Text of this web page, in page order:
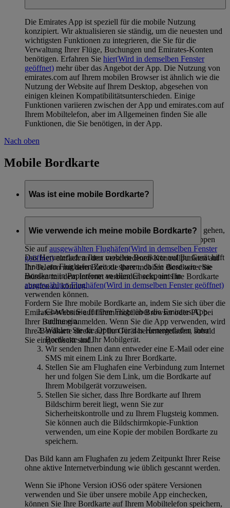
Die Emirates App ist speziell für die mobile Nutzung
konzipiert. Wir aktualisieren sie ständig, um die neuesten und
wichtigsten Funktionen zu integrieren, die Sie für die
Verwaltung Ihrer Flüge, Buchungen und Emirates-Konten
benötigen. Erfahren Sie hier(Wird in demselben Fenster
geöffnet) mehr über das Angebot der App. Die Nutzung von
emirates.com auf Ihrem mobilen Browser ist ähnlich wie die
Nutzung der Website auf Ihrem Desktop, abgesehen von
einigen kleinen Kompatibilitätsunterschieden. Einige
Funktionen variieren zwischen der App und emirates.com auf
Ihrem Mobiltelefon, aber im Allgemeinen finden Sie alle
Funktionen, die Sie benötigen, in der App.
Nach oben
Mobile Bordkarte
Was ist eine mobile Bordkarte?
Sicherheitskontrolle passieren und an Bord Ihres Flugs gehen,
ohne gedruckte Dokumente verwenden zu müssen. Tippen
Sie aufausgewählten Flughäfen(Wird in demselben Fenster
geöffnet)einfach an den verschiedenen Kontrollpunkten auf
Ihr Telefon mit dem Barcode Ihrer mobilen Bordkarte. Sie
müssen mit dem Internet verbunden sein, um Ihre Bordkarte
abrufen zu können.
Fordern Sie Ihre mobile Bordkarte an, indem Sie sich über die
Emirates-Website auf Ihrem mobilen Browser oder PC bei
Ihrer Buchung anmelden. Wenn Sie die App verwenden, wird
Ihre Bordkarte direkt auf Ihr Gerät heruntergeladen, sobald
Sie eingecheckt sind.
Wie verwende ich meine mobile Bordkarte?
Das Herunterladen Ihrer mobilen Bordkarte auf Ihr Gerät hilft
Ihnen, am Flughafen Zeit zu sparen, da Sie diese wie eine
Bordkarte in Papierform an allen Checkpoints in
ausgewählten Flughäfen(Wird in demselben Fenster geöffnet)
verwenden können.
Checken Sie für Ihre Flüge über die Emirates App
online ein.
Wählen Sie die Option für das Herunterladen Ihrer
Bordkarte auf Ihr Mobilgerät.
Wir senden Ihnen dann entweder eine E-Mail oder eine
SMS mit einem Link zu Ihrer Bordkarte.
Stellen Sie am Flughafen eine Verbindung zum Internet
her und folgen Sie dem Link, um die Bordkarte auf
Ihrem Mobilgerät vorzuweisen.
Stellen Sie sicher, dass Ihre Bordkarte auf Ihrem
Bildschirm bereit liegt, wenn Sie zur
Sicherheitskontrolle und zu Ihrem Flugsteig kommen.
Sie können auch die Bildschirmkopie-Funktion
verwenden, um eine Kopie der mobilen Bordkarte zu
speichern.
Das Bild kann am Flughafen zu jedem Zeitpunkt Ihrer Reise
ohne aktive Internetverbindung wie üblich gescannt werden.
Wenn Sie iPhone Version iOS6 oder spätere Versionen
verwenden und Sie über unsere mobile App einchecken,
können Sie Ihre Bordkarte auf Ihrem Mobiltelefon speichern,